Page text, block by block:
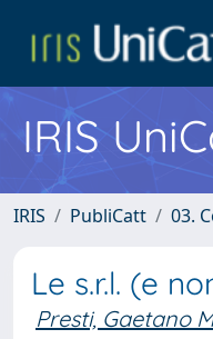
IRIS
IRIS PubliCatt 03.
Le s.r.l. (e
Presti, Gaetano